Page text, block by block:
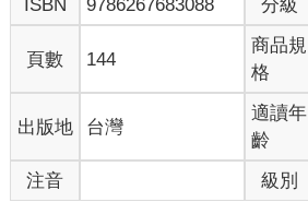
ISBN
9786267683088 分級
頁數 144
商品規
格
出版地 台灣
適讀年
齡
注音 級別